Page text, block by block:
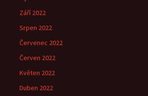
Září 2022
Srpen 2022
Červenec 2022
Červen 2022
Květen 2022
Duben 2022